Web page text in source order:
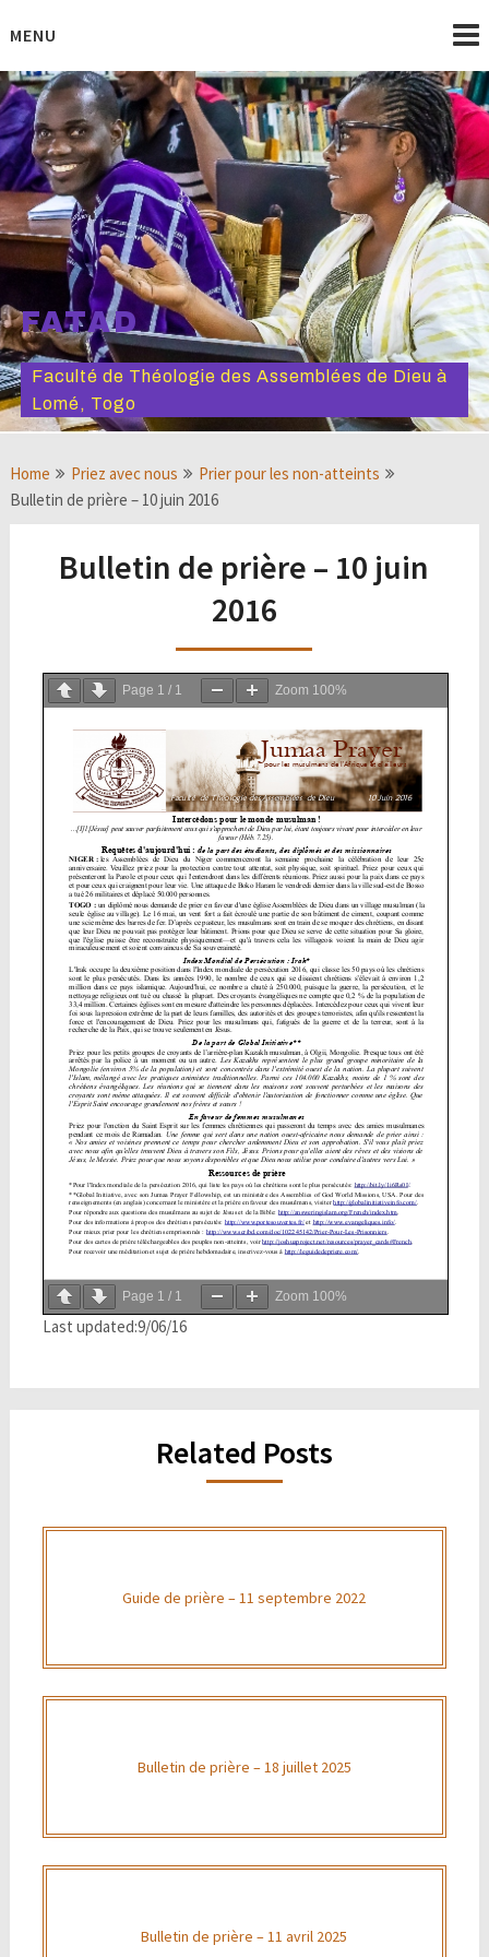
toMENU
FATAD
Faculté de Théologie des Assemblées de Dieu à
Lomé, Togo
Home Priez avec nous
Prier pour les non-atteints
Bulletin de prière – 10 juin 2016
Bulletin de prière – 10 juin
2016
Page 1 / 1 Zoom 100%
Page 1 / 1 Zoom 100%
Last updated:9/06/16
Related Posts
Guide de prière – 11 septembre 2022
Bulletin de prière – 18 juillet 2025
Bulletin de prière – 11 avril 2025